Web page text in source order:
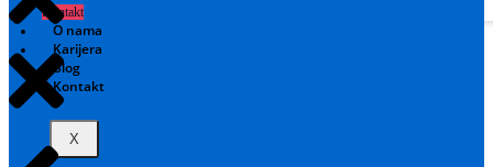
Kontakt
O nama
Karijera
Blog
Kontakt
X